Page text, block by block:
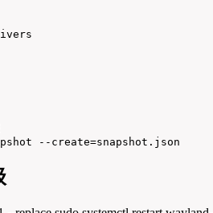
--create=snapshot.json